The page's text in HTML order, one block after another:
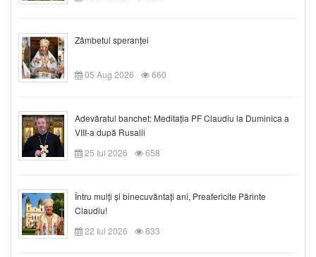
Zâmbetul speranței
05 Aug 2026 660
Adevăratul banchet: Meditația PF Claudiu la Duminica a
VIII-a după Rusalii
25 Iul 2026
658
Întru mulți și binecuvântați ani, Preafericite Părinte
Claudiu!
22 Iul 2026
633